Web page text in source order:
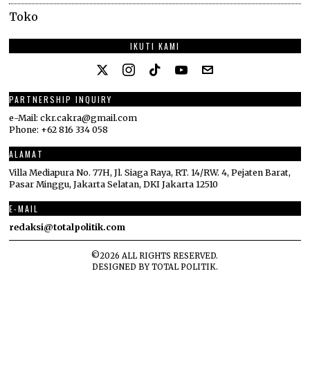
Toko
IKUTI KAMI
PARTNERSHIP INQUIRY
e-Mail: ckr.cakra@gmail.com
Phone: +62 816 334 058
ALAMAT
Villa Mediapura No. 77H, Jl. Siaga Raya, RT. 14/RW. 4, Pejaten Barat,
Pasar Minggu, Jakarta Selatan, DKI Jakarta 12510
E-MAIL
redaksi@totalpolitik.com
©2026 ALL RIGHTS RESERVED.
DESIGNED BYTOTAL POLITIK.